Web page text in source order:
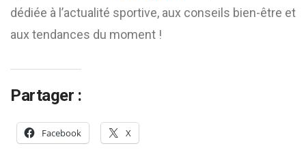
dédiée à l’actualité sportive, aux conseils bien-être et
aux tendances du moment !
Partager :
Facebook X